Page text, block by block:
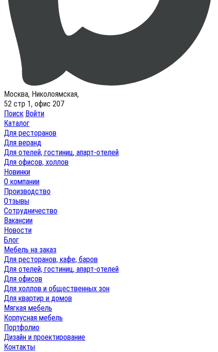
Москва, Николоямская,
52 стр 1, офис 207
Поиск Войти
Каталог
Для ресторанов
Для веранд
Для отелей, гостиниц, апарт-отелей
Для офисов, холлов
Новинки
О компании
Производство
Отзывы
Сотрудничество
Вакансии
Новости
Блог
Мебель на заказ
Для ресторанов, кафе, баров
Для отелей, гостиниц, апарт-отелей
Для офисов
Для холлов и общественных зон
Для квартир и домов
Мягкая мебель
Корпусная мебель
Портфолио
Дизайн и проектирование
Контакты